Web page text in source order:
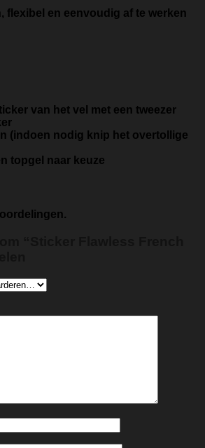
flexibel en eenvoudig af te werken
van het vel met een tweezer
(indoen nodig knip het overtollige
topgel naar keuze